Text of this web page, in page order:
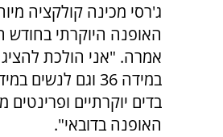
ג'רסי מכינה קולקציה
האופנה היוקרתי
אמרה. "אני הולכת
בדים יוקרתיים
האופנה בדובאי".